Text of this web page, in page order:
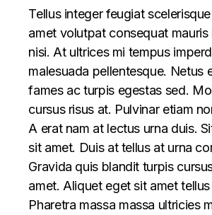
Tellus integer feugiat
amet volutpat consequat
nisi. At ultrices mi tempus
malesuada pellentesque. Netus
fames ac turpis egestas sed.
cursus risus at. Pulvinar etiam
A erat nam at lectus urna duis.
sit amet. Duis at tellus at urna
Gravida quis blandit turpis
amet. Aliquet eget sit amet tellus
Pharetra massa massa ultricies